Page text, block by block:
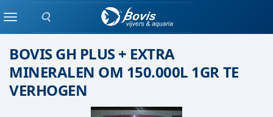
Zoeken
Menuwaterverbeteraar
BOVIS GH PLUS + EXTRA
MINERALEN OM 150.000L 1GR TE
VERHOGEN